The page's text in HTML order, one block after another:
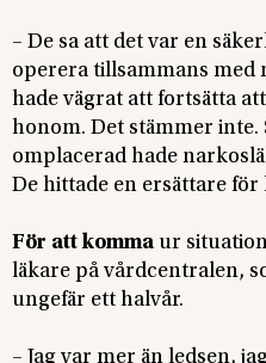
– De sa att det var en
operera tillsammans med
hade vägrat att fortsätta
honom. Det stämmer inte.
omplacerad hade
De hittade en ersättare för
För att komma ur
läkare på vårdcentralen,
ungefär ett halvår.
– Jag var mer än ledsen,